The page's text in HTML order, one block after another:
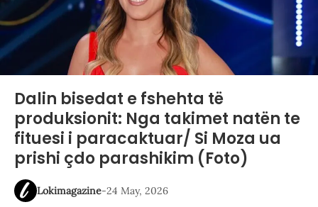
Dalin bisedat e fshehta të
produksionit: Nga takimet natën te
fituesi i paracaktuar/ Si Moza ua
prishi çdo parashikim (Foto)
Lokimagazine-24 May, 2026